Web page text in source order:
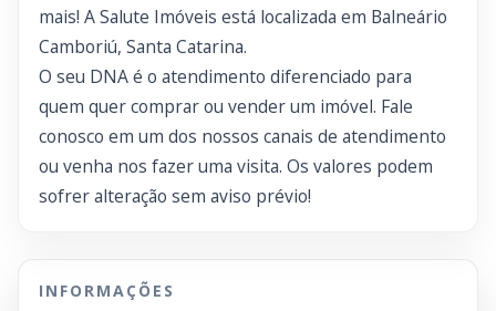
mais! A Salute Imóveis está localizada em Balneário
Camboriú, Santa Catarina.
O seu DNA é o atendimento diferenciado para
quem quer comprar ou vender um imóvel. Fale
conosco em um dos nossos canais de atendimento
ou venha nos fazer uma visita. Os valores podem
sofrer alteração sem aviso prévio!
INFORMAÇÕES